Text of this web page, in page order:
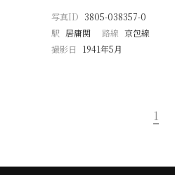
写真ID 3805-038357-0
駅 居庸関 路線 京包線
撮影日
1941年5月
1